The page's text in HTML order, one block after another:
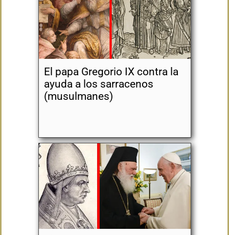
El papa Gregorio IX contra la
ayuda a los sarracenos
(musulmanes)